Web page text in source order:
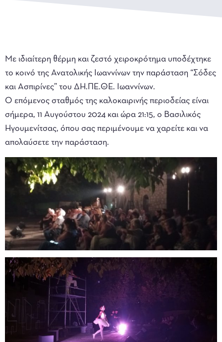
Mε ιδιαίτερη θέρμη και ζεστό χειροκρότημα υποδέχτηκε
το κοινό της Ανατολικής Ιωαννίνων την παράσταση “Σόδες
και Ασπιρίνες” του ΔH.ΠE.ΘE. Iωαννίνων.
O επόμενος σταθμός της καλοκαιρινής περιοδείας είναι
σήμερα, 11 Αυγούστου 2024 και ώρα 21:15, ο Bασιλικός
Ηγουμενίτσας, όπου σας περιμένουμε να χαρείτε και να
απολαύσετε την παράσταση.